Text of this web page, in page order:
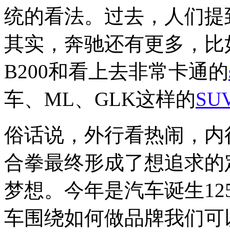
统的看法。过去，人们
其实，奔驰还有更多，
B200和看上去非常卡通的
车、ML、GLK这样的
俗话说，外行看热闹，
合拳最终形成了想追求
梦想。今年是汽车诞生
车围绕如何做品牌我们